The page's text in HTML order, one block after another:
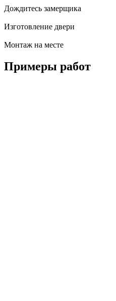
Дождитесь замерщика
Изготовление двери
Монтаж на месте
Примеры работ